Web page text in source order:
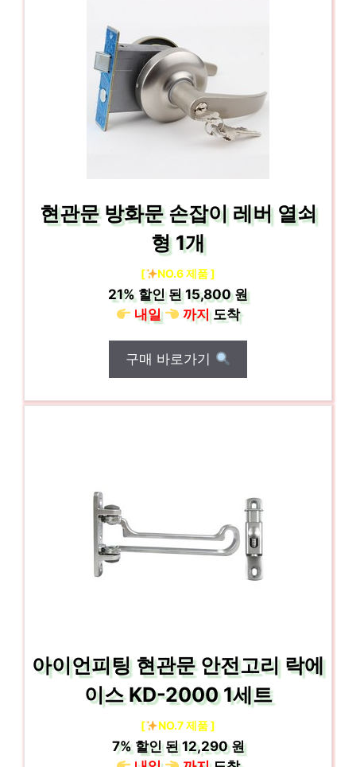
현관문 방화문 손잡이 레버 열쇠
형 1개
[ NO.6 제품 ]
21%할인 된15,800 원
내일
까지도착
구매 바로가기
아이언피팅 현관문 안전고리 락에
이스 KD-2000 1세트
[ NO.7 제품 ]
7%할인 된12,290 원